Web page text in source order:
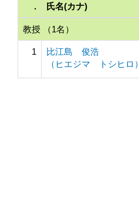
.
氏名(カナ)
教授 （1名）
1
比江島 俊浩
（ヒエジマ トシヒロ）